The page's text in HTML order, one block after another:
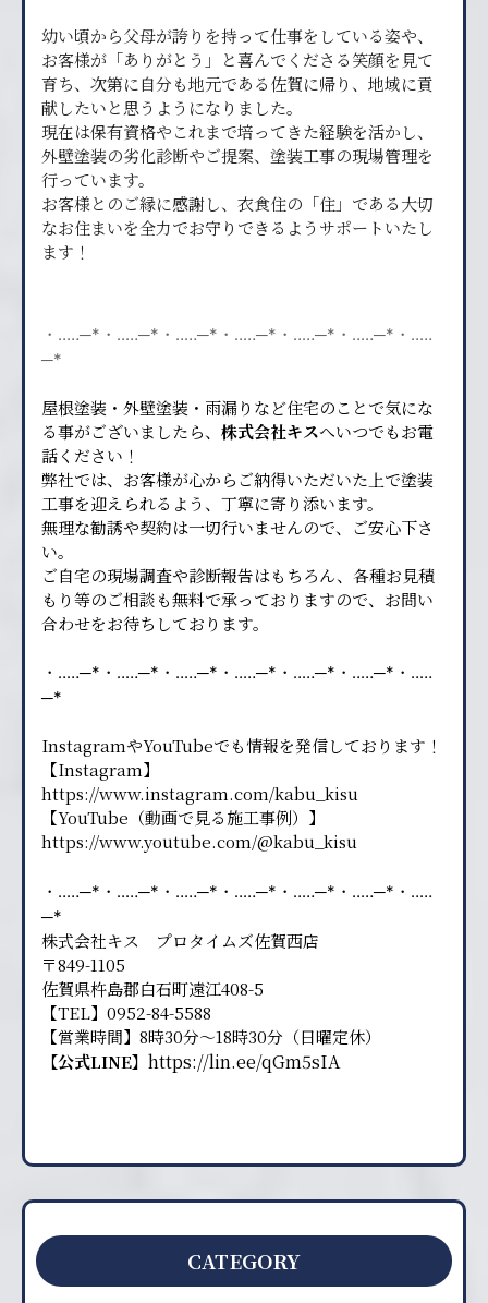
幼い頃から父母が誇りを持って仕事をしている姿や、
お客様が「ありがとう」と喜んでくださる笑顔を見て
育ち、次第に自分も地元である佐賀に帰り、地域に貢
献したいと思うようになりました。
現在は保有資格やこれまで培ってきた経験を活かし、
外壁塗装の劣化診断やご提案、塗装工事の現場管理を
行っています。
お客様とのご縁に感謝し、衣食住の「住」である大切
なお住まいを全力でお守りできるようサポートいたし
ます！
・‥…─*・‥…─*・‥…─*・‥…─*・‥…─*・‥…─*・‥…
─*
屋根塗装・外壁塗装・雨漏りなど住宅のことで気にな
る事がございましたら、 株式会社キスへいつでもお電
話ください！
弊社では、お客様が心からご納得いただいた上で塗装
工事を迎えられるよう、丁寧に寄り添います。
無理な勧誘や契約は一切行いませんので、ご安心下さ
い。
ご自宅の現場調査や診断報告はもちろん、各種お見積
もり等のご相談も無料で承っておりますので、お問い
合わせをお待ちしております。
・‥…─*・‥…─*・‥…─*・‥…─*・‥…─*・‥…─*・‥…
─*
InstagramやYouTubeでも情報を発信しております！
【Instagram】
https://www.instagram.com/kabu_kisu
【YouTube（動画で見る施工事例）】
https://www.youtube.com/@kabu_kisu
・‥…─*・‥…─*・‥…─*・‥…─*・‥…─*・‥…─*・‥…
─*
株式会社キス プロタイムズ佐賀西店
〒849-1105
佐賀県杵島郡白石町遠江408-5
【TEL】0952-84-5588
【営業時間】8時30分〜18時30分（日曜定休）
【公式LINE】 https://lin.ee/qGm5sIA
CATEGORY